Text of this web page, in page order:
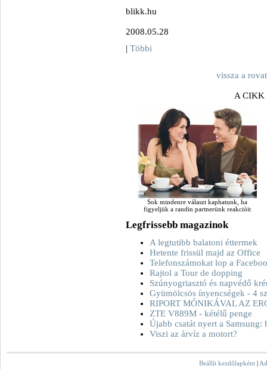
blikk.hu
2008.05.28
| Többi
vissza a
A CIKK
Sok mindenre választ kaphatunk, ha
figyeljük a randin partnerünk reakcióit
Legfrissebb magazinok
A legtutibb balatoni éttermek
Hetente frissül majd az Office
Telefonszámokat lop a
Rajtol a Tour de dopping
Szúnyogriasztó és napvédő
Gyümölcsös ínyencségek - 4
RIPORT MÓNIKÁVAL AZ
ZTE V889M - kétélű penge
Újabb csatát nyert a
Viszi az árvíz a motort?
Beállít kezdőlapként |